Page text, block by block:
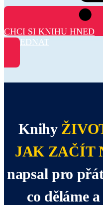
CHCI SI KNIHU HNED
OBJEDNAT
Knihy
JAK ZAČÍT
napsal pro
co děláme